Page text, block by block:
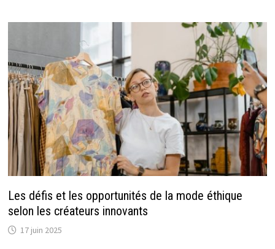
Les défis et les opportunités de la mode éthique
selon les créateurs innovants
17 juin 2025